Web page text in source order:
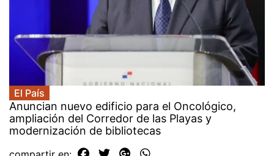
El País
Anuncian nuevo edificio para el Oncológico,
ampliación del Corredor de las Playas y
modernización de bibliotecas